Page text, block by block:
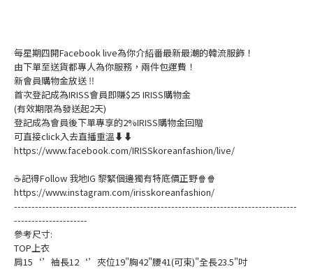
每星期四開Facebook live為你介紹番最新最潮的韓流服飾！
由下單至送貨都專人為你服務，兩件包運費！
新會員購物金放送 ‼️
首次登記成為IRISS會員即賺$25 IRISS購物金
(有效期限為發送起2天)
登記成為會員後下單專享的2%IRISS購物金回贈
可直接click入去直播重溫⬇⬇
https://www.facebook.com/IRISSkoreanfashion/live/
☕記得Follow 我地IG 黎緊個邊獨有特底價正野🍿🍿
https://www.instagram.com/irisskoreanfashion/
---------------------------------------------------------------------------------
---------------------
參考尺寸:
TOP上衣
肩15‘’袖長12‘’夾位19"胸42"腰41(可束)"全長23.5"吋